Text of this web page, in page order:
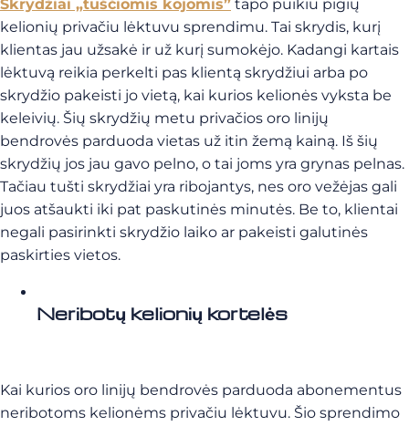
Skrydžiai „tuščiomis kojomis” tapo puikiu pigių
kelionių privačiu lėktuvu sprendimu. Tai skrydis, kurį
klientas jau užsakė ir už kurį sumokėjo. Kadangi kartais
lėktuvą reikia perkelti pas klientą skrydžiui arba po
skrydžio pakeisti jo vietą, kai kurios kelionės vyksta be
keleivių. Šių skrydžių metu privačios oro linijų
bendrovės parduoda vietas už itin žemą kainą. Iš šių
skrydžių jos jau gavo pelno, o tai joms yra grynas pelnas.
Tačiau tušti skrydžiai yra ribojantys, nes oro vežėjas gali
juos atšaukti iki pat paskutinės minutės. Be to, klientai
negali pasirinkti skrydžio laiko ar pakeisti galutinės
paskirties vietos.
Neribotų kelionių kortelės
Kai kurios oro linijų bendrovės parduoda abonementus
neribotoms kelionėms privačiu lėktuvu. Šio sprendimo